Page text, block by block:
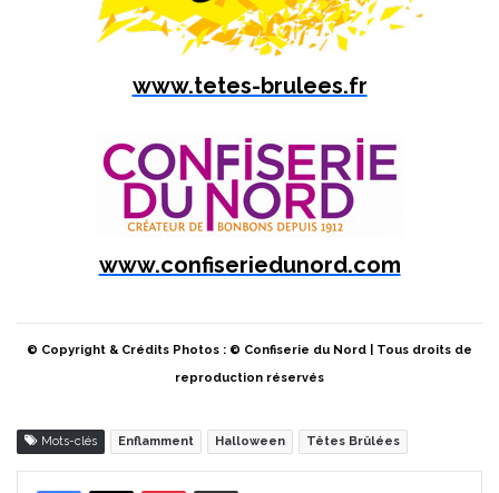
www.tetes-brulees.fr
www.confiseriedunord.com
© Copyright & Crédits Photos : © Confiserie du Nord | Tous droits de
reproduction réservés
Mots-clés Enflamment Halloween Têtes Brûlées